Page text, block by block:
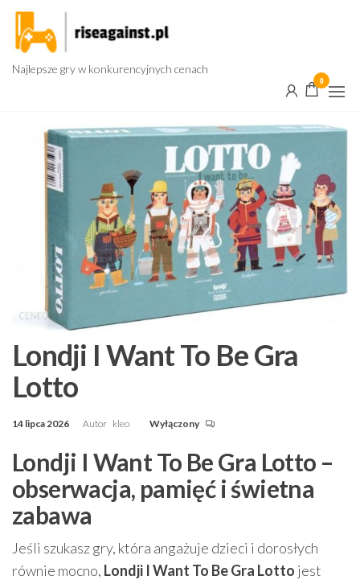
Przejdź
treści
Najlepsze gry w konkurencyjnych cenach
0
Londji I Want To Be Gra
Lotto
14 lipca 2026 Autor kleo Wyłączony
Londji I Want To Be Gra Lotto –
obserwacja, pamięć i świetna
zabawa
Jeśli szukasz gry, która angażuje dzieci i dorosłych
równie mocno, Londji I Want To Be Gra Lotto jest